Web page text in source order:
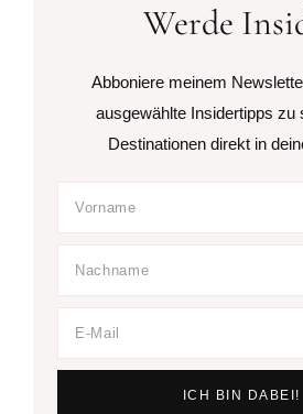
Werde
Abboniere meinem
ausgewählte Insidertipps zu
Destinationen direkt in